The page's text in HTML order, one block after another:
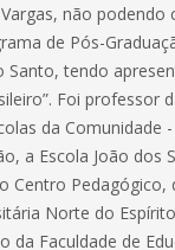
não
de Pós-
Santo, tendo
Foi professor
da Comunidade
a Escola João dos
Pedagógico,
Norte do
da Faculdade de